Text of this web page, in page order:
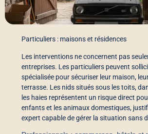
Particuliers : maisons et résidences
Les interventions ne concernent pas
entreprises. Les particuliers peuvent
spécialisée pour sécuriser leur maison,
terrasse. Les nids situés sous les toits,
les haies représentent un risque direct
enfants et les animaux domestiques,
expert capable de gérer la situation sans